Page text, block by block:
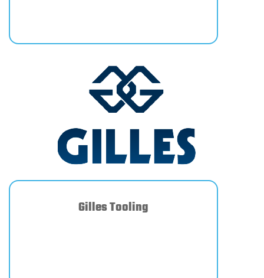
Gilles Tooling